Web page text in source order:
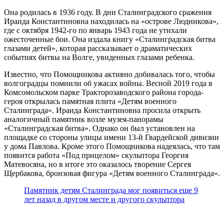
Она родилась в 1936 году. В дни Сталинградского сражения
Ираида Константиновна находилась на «острове Людникова»,
где с октября 1942-го по январь 1943 года не утихали
ожесточенные бои. Она издала книгу «Сталинградская битва
глазами детей», которая рассказывает о драматических
событиях битвы на Волге, увиденных глазами ребенка.
Известно, что Помощникова активно добивалась того, чтобы
волгоградцы помнили об ужасах войны. Весной 2019 года в
Комсомольском парке Тракторозаводского района города-
героя открылась памятная плита «Детям военного
Сталинграда». Ираида Константиновна просила открыть
аналогичный памятник возле музея-панорамы
«Сталинградская битва». Однако он был установлен на
площадке со стороны улицы имени 13-й Гвардейской дивизии
у дома Павлова. Кроме этого Помощникова надеялась, что там
появится работа «Под прицелом» скульптора Георгия
Матевосяна, но в итоге это оказалось творение Сергея
Щербакова, бронзовая фигура «Детям военного Сталинграда».
Памятник детям Сталинграда мог появиться еще 9
лет назад в другом месте и другого скульптора